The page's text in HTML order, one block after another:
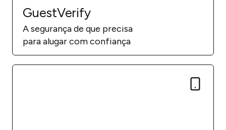
GuestVerify
A segurança de que precisa
para alugar com confiança